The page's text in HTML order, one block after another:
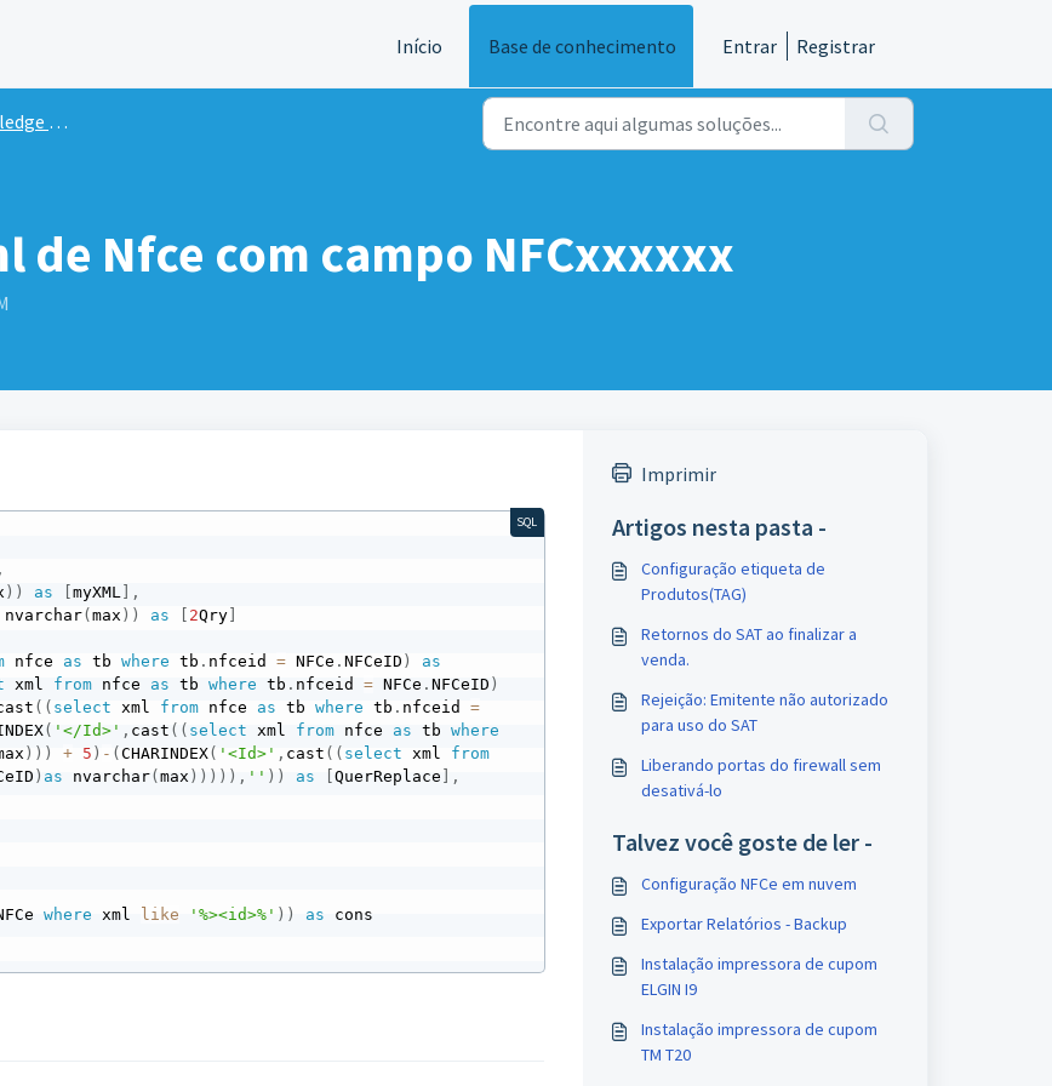
Início Base de conhecimento Entrar Registrar
Base
de Nfce com campo NFCxxxxxx
,
) ) as [myXML ] ,
nvarchar(max ) ) as [ 2Qry]
nfce as tb where tb . nfceid = NFCe .NFCeID )
as
xml from nfce as tb where tb . nfceid = NFCe .NFCeID )
( ( select xml from nfce as tb where tb . nfceid =
( '</Id>' , cast ( ( select xml from nfce as tb where
) ) ) + 5 ) - (CHARINDEX( '<Id>' , cast ( ( select xml from
)as nvarchar(max ) ) ) ) ) , '' ) ) as [QuerReplace ] ,
where xml like '%><id>%' ) ) as cons
SQL
Imprimir
Artigos nesta pasta -
Configuração etiqueta de
Produtos(TAG)
Retornos do SAT ao finalizar a
venda.
Rejeição: Emitente não autorizado
para uso do SAT
Liberando portas do firewall sem
desativá-lo
Talvez você goste de ler -
Configuração NFCe em nuvem
Exportar Relatórios - Backup
Instalação impressora de cupom
ELGIN I9
Instalação impressora de cupom
TM T20